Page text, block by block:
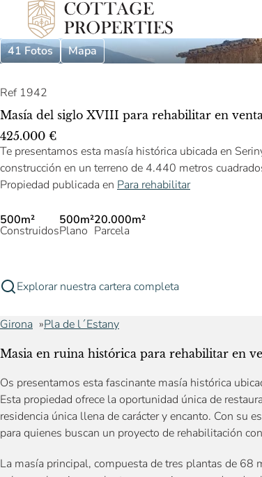
41 Fotos Mapa
Ref 1942
Masía del siglo XVIII para rehabilitar en
425.000 €
Te presentamos esta masía histórica ubicada en
construcción en un terreno de 4.440 metros
Propiedad publicada en Para rehabilitar
500m²
Construidos
500m²
Plano
20.000m²
Parcela
Explorar nuestra cartera completa
Girona Pla de l´Estany
Masia en ruina histórica para rehabilitar en
Os presentamos esta fascinante masía histórica
Esta propiedad ofrece la oportunidad única de
residencia única llena de carácter y encanto. Con su
para quienes buscan un proyecto de rehabilitación
La masía principal, compuesta de tres plantas de 68